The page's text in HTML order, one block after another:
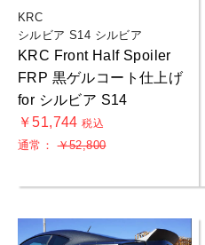
KRC
シルビア S14 シルビア
KRC Front Half Spoiler
FRP 黒ゲルコート仕上げ
for シルビア S14
￥51,744税込
通常：￥52,800